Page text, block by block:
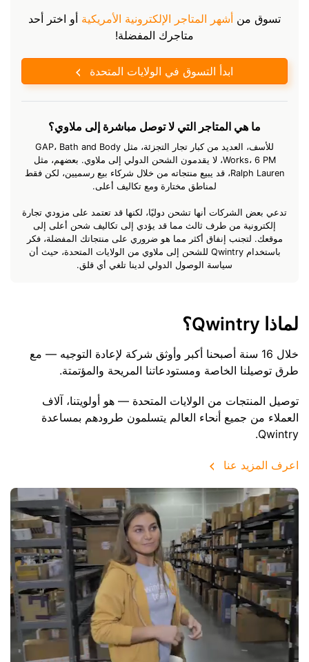
تسوق من أشهر المتاجر الإلكترونية الأمريكية أو اختر أحد
متاجرك المفضلة!
ابدأ التسوق في الولايات المتحدة
ما هي المتاجر التي لا توصل مباشرة إلى ملاوي؟
للأسف، العديد من كبار تجار التجزئة، مثل GAP، Bath and Body
Works، 6 PM، لا يقدمون الشحن الدولي إلى ملاوي. بعضهم، مثل
Ralph Lauren، قد يبيع منتجاته من خلال شركاء بيع رسميين، لكن فقط
لمناطق مختارة ومع تكاليف أعلى.
تدعي بعض الشركات أنها تشحن دوليًا، لكنها قد تعتمد على مزودي تجارة
إلكترونية من طرف ثالث مما قد يؤدي إلى تكاليف شحن أعلى إلى
موقعك. لتجنب إنفاق أكثر مما هو ضروري على منتجاتك المفضلة، فكر
باستخدام Qwintry للشحن إلى ملاوي من الولايات المتحدة، حيث أن
سياسة الوصول الدولي لدينا تلغي أي قلق.
لماذا Qwintry؟
خلال 16 سنة أصبحنا أكبر وأوثق شركة لإعادة التوجيه — مع
طرق توصيلنا الخاصة ومستودعاتنا المريحة والمؤتمتة.
توصيل المنتجات من الولايات المتحدة — هو أولويتنا، آلاف
العملاء من جميع أنحاء العالم يتسلمون طرودهم بمساعدة
Qwintry.
اعرف المزيد عنا